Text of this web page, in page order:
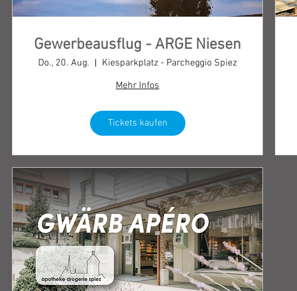
Gewerbeausflug - ARGE Niesen
Do., 20. Aug.
Kiesparkplatz - Parcheggio Spiez
Mehr Infos
Tickets kaufen